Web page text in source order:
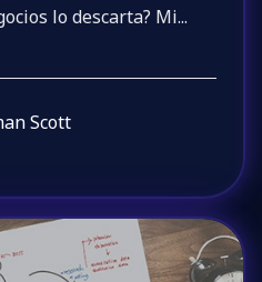
lo descarta? Mi...
Scott